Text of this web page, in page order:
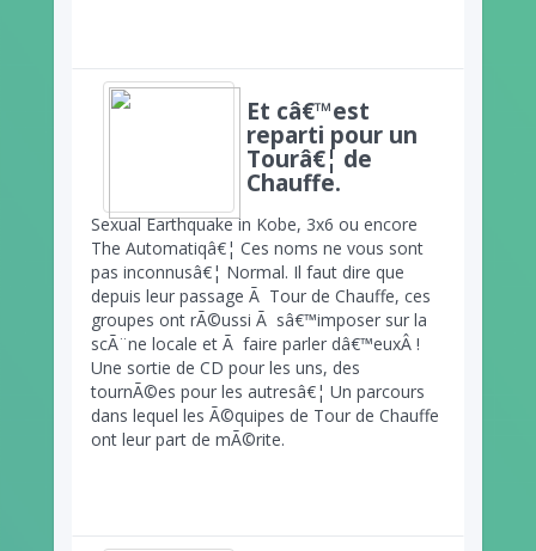
Et câ€™est
reparti pour un
Tourâ€¦ de
Chauffe.
Sexual Earthquake in Kobe, 3x6 ou encore
The Automatiqâ€¦ Ces noms ne vous sont
pas inconnusâ€¦ Normal. Il faut dire que
depuis leur passage Ã Tour de Chauffe, ces
groupes ont rÃ©ussi Ã sâ€™imposer sur la
scÃ¨ne locale et Ã faire parler dâ€™euxÂ !
Une sortie de CD pour les uns, des
tournÃ©es pour les autresâ€¦ Un parcours
dans lequel les Ã©quipes de Tour de Chauffe
ont leur part de mÃ©rite.